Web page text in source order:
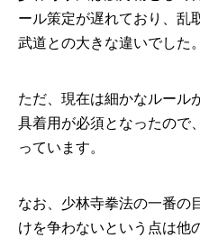
ール策定が遅れており、乱
武道との大きな違いでした。
ただ、現在は細かなルール
具着用が必須となったので
っています。
なお、少林寺拳法の一番の
けを争わないという点は他